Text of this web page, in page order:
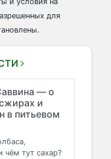
для
— о
и
в питьевом
чём тут сахар?